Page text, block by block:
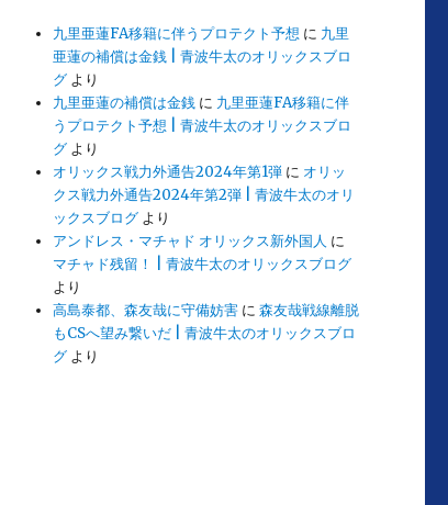
九里亜蓮FA移籍に伴うプロテクト予想 に 九里
亜蓮の補償は金銭 | 青波牛太のオリックスブロ
グ より
九里亜蓮の補償は金銭 に 九里亜蓮FA移籍に伴
うプロテクト予想 | 青波牛太のオリックスブロ
グ より
オリックス戦力外通告2024年第1弾 に オリッ
クス戦力外通告2024年第2弾 | 青波牛太のオリ
ックスブログ より
アンドレス・マチャド オリックス新外国人 に
マチャド残留！ | 青波牛太のオリックスブログ
より
高島泰都、森友哉に守備妨害 に森友哉戦線離脱
もCSへ望み繋いだ | 青波牛太のオリックスブロ
グ より